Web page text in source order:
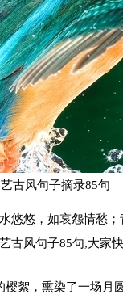
古风句子摘录85句
悠悠，如哀怨情愁
古风句子85句,大家快
樱絮，熏染了一场月